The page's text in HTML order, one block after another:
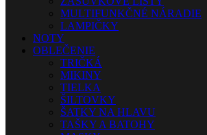
MULTIFUNKČNÉ NÁRADIE
LAMPIČKY
NOTY
OBLEČENIE
TRIČKÁ
MIKINY
TIELKA
ŠILTOVKY
ŠATKY NA HLAVU
TAŠKY A BATOHY